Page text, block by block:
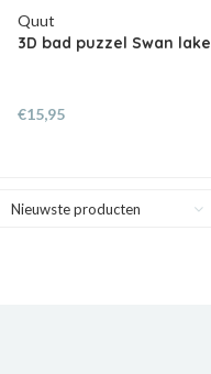
Quut
3D bad puzzel Swan lake
€15,95
Nieuwste producten